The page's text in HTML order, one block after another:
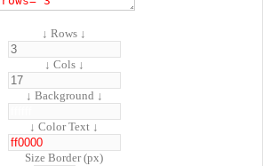
↓ Rows ↓
↓ Cols ↓
↓ Background ↓
↓ Color Text ↓
Size Border (px)